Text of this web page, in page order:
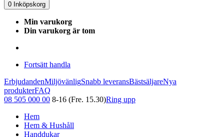
0 Inköpskorg
Min varukorg
Din varukorg är tom
Fortsätt handla
ErbjudandenMiljövänligSnabb leveransBästsäljareNya
produkterFAQ
08 505 000 00 8-16 (Fre. 15.30)Ring upp
Hem
Hem & Hushåll
Handdukar